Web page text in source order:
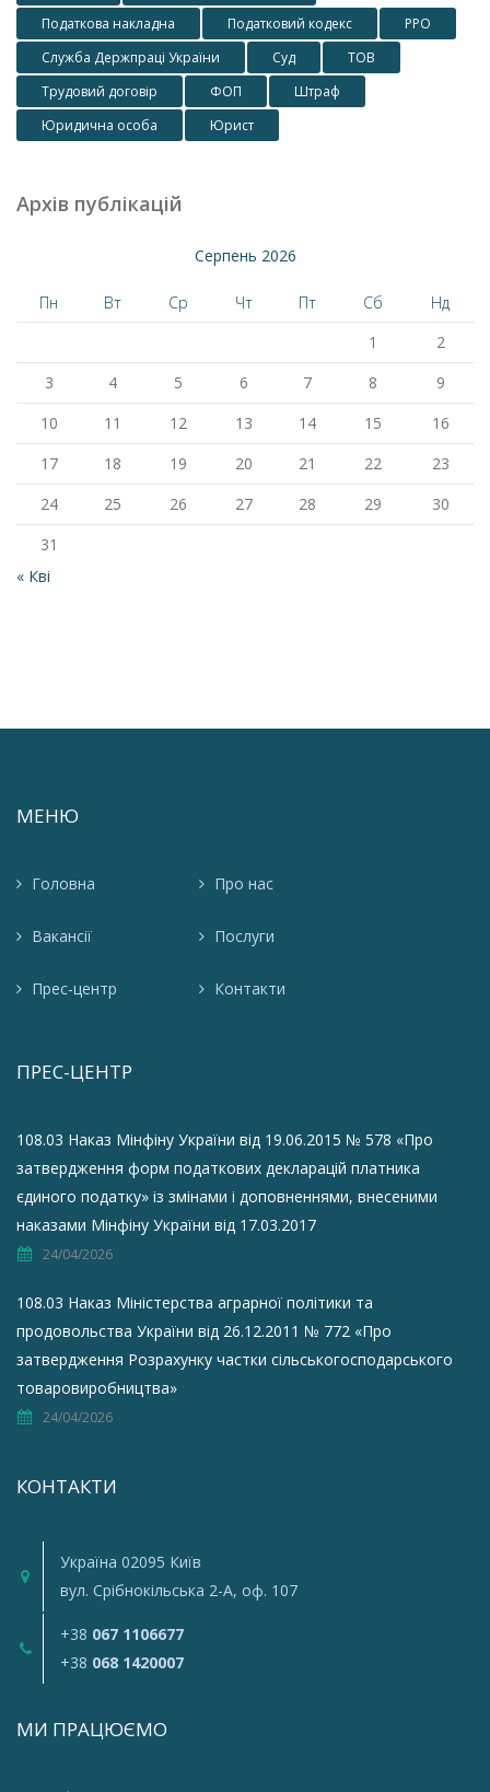
Податкова накладна
Податковий кодекс
РРО
Служба Держпраці України
Суд
ТОВ
Трудовий договір
ФОП
Штраф
Юридична особа
Юрист
Архів публікацій
Серпень 2026
Пн Вт Ср Чт Пт Сб
Нд
1
2
3
4 5 6 7 8
9
10
11 12 13 14 15
16
17
18 19 20 21 22
23
24
25 26 27 28 29
30
31
« Кві
МЕНЮ
Головна Про нас
Вакансії Послуги
Прес-центр Контакти
ПРЕС-ЦЕНТР
108.03 Наказ Мінфіну України від 19.06.2015 № 578 «Про
затвердження форм податкових декларацій платника
єдиного податку» із змінами і доповненнями, внесеними
наказами Мінфіну України від 17.03.2017
24/04/2026
108.03 Наказ Міністерства аграрної політики та
продовольства України від 26.12.2011 № 772 «Про
затвердження Розрахунку частки сільськогосподарського
товаровиробництва»
24/04/2026
КОНТАКТИ
Україна 02095 Київ
вул. Срiбнокiльська 2-A, оф. 107
+38 067 1106677
+38 068 1420007
МИ ПРАЦЮЄМО